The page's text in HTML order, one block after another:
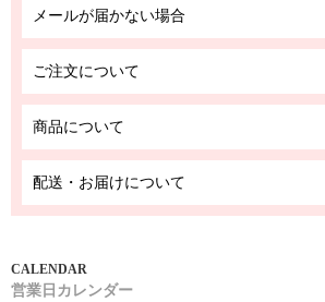
メールが届かない場合
ご注文について
商品について
配送・お届けについて
営業日カレンダー